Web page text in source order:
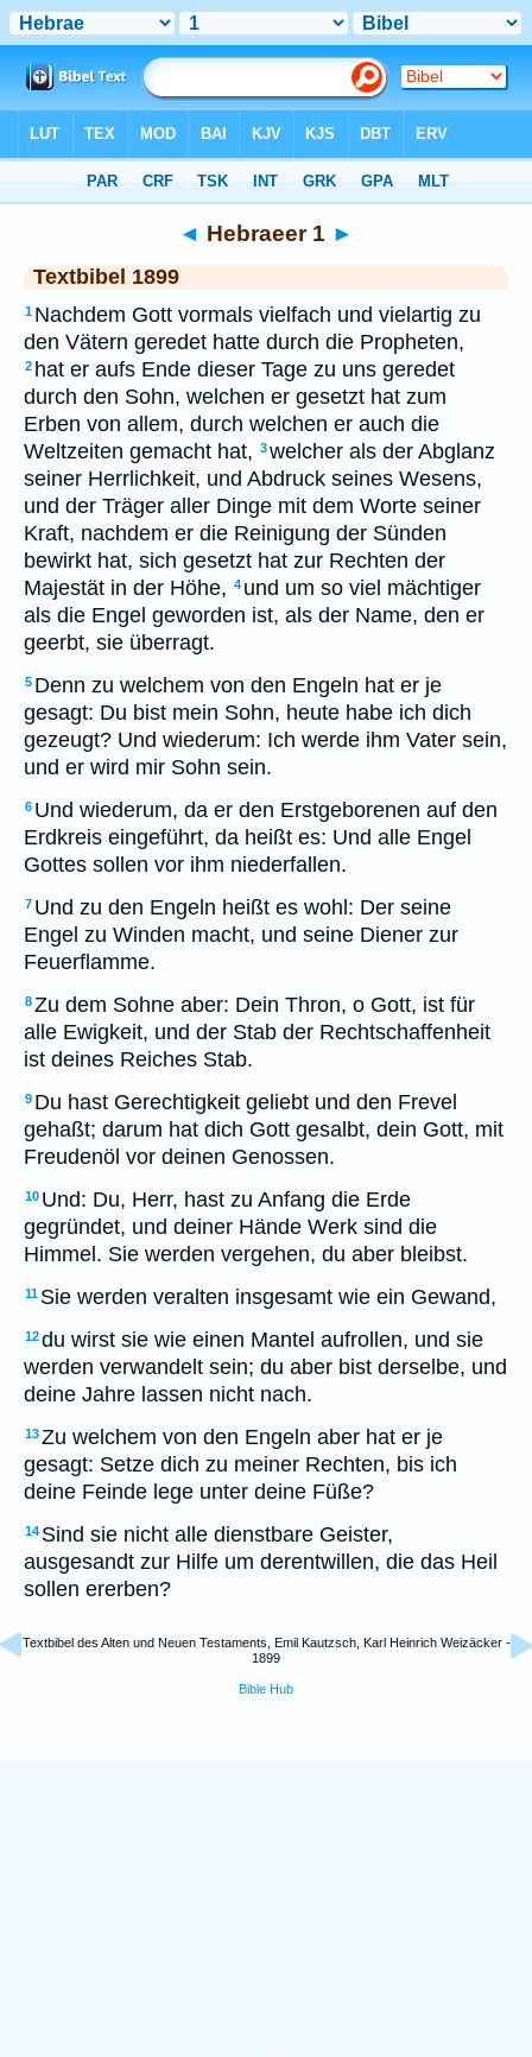
◄ Hebraeer 1 ►
Textbibel 1899
1 Nachdem Gott vormals vielfach und vielartig zu
den Vätern geredet hatte durch die Propheten,
2 hat er aufs Ende dieser Tage zu uns geredet
durch den Sohn, welchen er gesetzt hat zum
Erben von allem, durch welchen er auch die
Weltzeiten gemacht hat, 3welcher als der Abglanz
seiner Herrlichkeit, und Abdruck seines Wesens,
und der Träger aller Dinge mit dem Worte seiner
Kraft, nachdem er die Reinigung der Sünden
bewirkt hat, sich gesetzt hat zur Rechten der
Majestät in der Höhe, 4 und um so viel mächtiger
als die Engel geworden ist, als der Name, den er
geerbt, sie überragt.
5 Denn zu welchem von den Engeln hat er je
gesagt: Du bist mein Sohn, heute habe ich dich
gezeugt? Und wiederum: Ich werde ihm Vater sein,
und er wird mir Sohn sein.
6 Und wiederum, da er den Erstgeborenen auf den
Erdkreis eingeführt, da heißt es: Und alle Engel
Gottes sollen vor ihm niederfallen.
7 Und zu den Engeln heißt es wohl: Der seine
Engel zu Winden macht, und seine Diener zur
Feuerflamme.
8Zu dem Sohne aber: Dein Thron, o Gott, ist für
alle Ewigkeit, und der Stab der Rechtschaffenheit
ist deines Reiches Stab.
9 Du hast Gerechtigkeit geliebt und den Frevel
gehaßt; darum hat dich Gott gesalbt, dein Gott, mit
Freudenöl vor deinen Genossen.
10 Und: Du, Herr, hast zu Anfang die Erde
gegründet, und deiner Hände Werk sind die
Himmel. Sie werden vergehen, du aber bleibst.
11 Sie werden veralten insgesamt wie ein Gewand,
12du wirst sie wie einen Mantel aufrollen, und sie
werden verwandelt sein; du aber bist derselbe, und
deine Jahre lassen nicht nach.
13Zu welchem von den Engeln aber hat er je
gesagt: Setze dich zu meiner Rechten, bis ich
deine Feinde lege unter deine Füße?
14 Sind sie nicht alle dienstbare Geister,
ausgesandt zur Hilfe um derentwillen, die das Heil
sollen ererben?
Textbibel des Alten und Neuen Testaments, Emil Kautzsch, Karl Heinrich Weizäcker -
1899
Bible Hub